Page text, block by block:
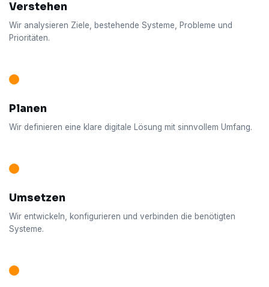
Verstehen
Wir analysieren Ziele, bestehende Systeme, Probleme und
Prioritäten.
Planen
Wir definieren eine klare digitale Lösung mit sinnvollem Umfang.
Umsetzen
Wir entwickeln, konfigurieren und verbinden die benötigten
Systeme.